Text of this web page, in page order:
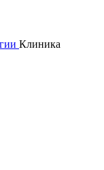
Клиника